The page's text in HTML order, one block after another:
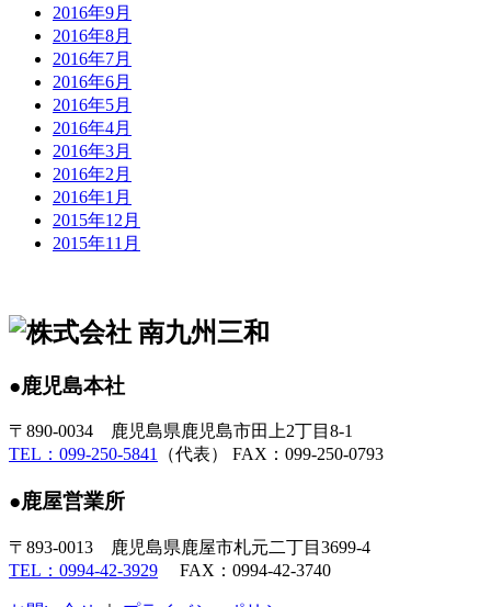
2016年9月
2016年8月
2016年7月
2016年6月
2016年5月
2016年4月
2016年3月
2016年2月
2016年1月
2015年12月
2015年11月
●鹿児島本社
〒890-0034 鹿児島県鹿児島市田上2丁目8-1
TEL：099-250-5841
（代表） FAX：099-250-0793
●鹿屋営業所
〒893-0013 鹿児島県鹿屋市札元二丁目3699-4
TEL：0994-42-3929 FAX：0994-42-3740